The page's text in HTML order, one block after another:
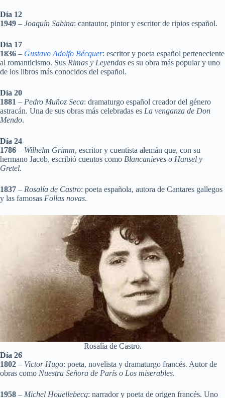
Día 12
1949 – Joaquín Sabina: cantautor, pintor y escritor de ripios español.
Día 17
1836 – Gustavo Adolfo Bécquer: escritor y poeta español perteneciente
al romanticismo. Sus Rimas y Leyendas es su obra más popular y uno
de los libros más conocidos del español.
Día 20
1881 – Pedro Muñoz Seca: dramaturgo español creador del género
astracán. Una de sus obras más celebradas es La venganza de Don
Mendo.
Día 24
1786 – Wilhelm Grimm, escritor y cuentista alemán que, con su
hermano Jacob, escribió cuentos como Blancanieves o Hansel y
Gretel.
1837 – Rosalía de Castro: poeta española, autora de Cantares gallegos
y las famosas Follas novas.
Rosalía de Castro.
Día 26
1802 – Victor Hugo: poeta, novelista y dramaturgo francés. Autor de
obras como Nuestra Señora de París o Los miserables.
1958 – Michel Houellebecq: narrador y poeta de origen francés. Uno